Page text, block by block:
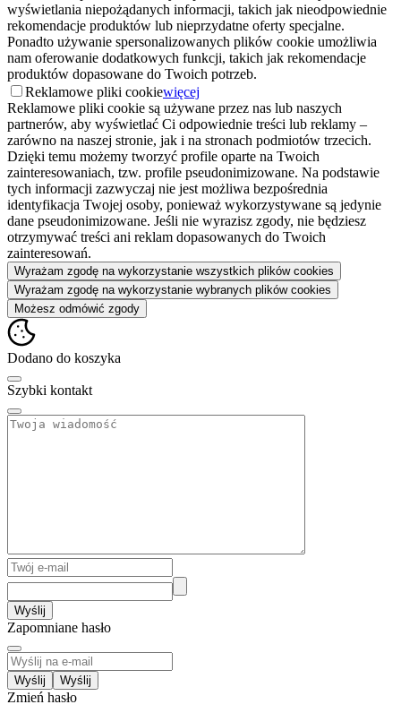
wyświetlania niepożądanych informacji, takich jak nieodpowiednie
rekomendacje produktów lub nieprzydatne oferty specjalne.
Ponadto używanie spersonalizowanych plików cookie umożliwia
nam oferowanie dodatkowych funkcji, takich jak rekomendacje
produktów dopasowane do Twoich potrzeb.
Reklamowe pliki cookiewięcej
Reklamowe pliki cookie są używane przez nas lub naszych
partnerów, aby wyświetlać Ci odpowiednie treści lub reklamy –
zarówno na naszej stronie, jak i na stronach podmiotów trzecich.
Dzięki temu możemy tworzyć profile oparte na Twoich
zainteresowaniach, tzw. profile pseudonimizowane. Na podstawie
tych informacji zazwyczaj nie jest możliwa bezpośrednia
identyfikacja Twojej osoby, ponieważ wykorzystywane są jedynie
dane pseudonimizowane. Jeśli nie wyrazisz zgody, nie będziesz
otrzymywać treści ani reklam dopasowanych do Twoich
zainteresowań.
Wyrażam zgodę na wykorzystanie wszystkich plików cookies
Wyrażam zgodę na wykorzystanie wybranych plików cookies
Możesz odmówić zgody
Dodano do koszyka
Szybki kontakt
Wyślij
Zapomniane hasło
Wyślij
Zmień hasło